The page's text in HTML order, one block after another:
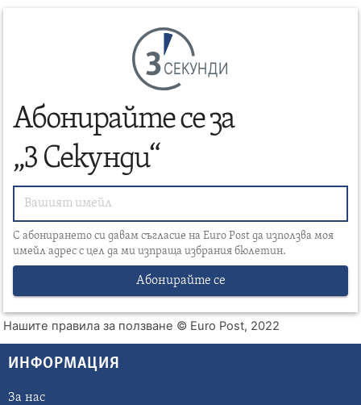
СЕКУНДИ
Абонирайте се за
„3 Секунди“
С абонирането си давам съгласие на Euro Post да използва моя
имейл адрес с цел да ми изпраща избрания бюлетин.
Абонирайте се
Нашите правила за ползване © Euro Post, 2022
ИНФОРМАЦИЯ
За нас